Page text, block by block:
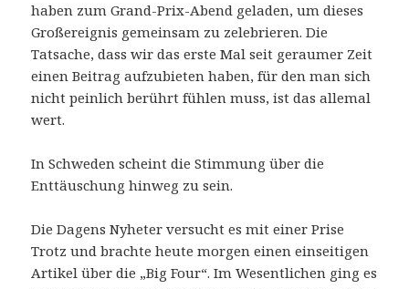
haben zum Grand-Prix-Abend geladen, um dieses
Großereignis gemeinsam zu zelebrieren. Die
Tatsache, dass wir das erste Mal seit geraumer Zeit
einen Beitrag aufzubieten haben, für den man sich
nicht peinlich berührt fühlen muss, ist das allemal
wert.
In Schweden scheint die Stimmung über die
Enttäuschung hinweg zu sein.
Die Dagens Nyheter versucht es mit einer Prise
Trotz und brachte heute morgen einen einseitigen
Artikel über die „Big Four“. Im Wesentlichen ging es